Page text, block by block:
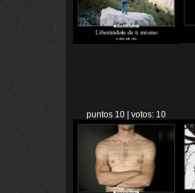
puntos 10 | votos: 10